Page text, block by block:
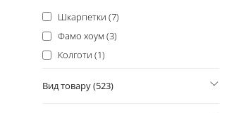
Шкарпетки (7)
Фамо хоум (3)
Колготи (1)
(1)
Вид товару (523)